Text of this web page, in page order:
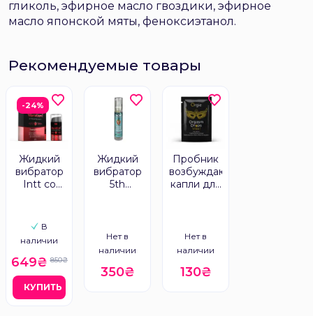
гликоль, эфирное масло гвоздики, эфирное
масло японской мяты, феноксиэтанол.
Рекомендуемые товары
-24%
Жидкий
вибратор
Intt со
В
наличии
649₴ 850₴
КУПИТЬ
Жидкий
вибратор
5th
Нет в
наличии
350₴
Пробник
возбуждающий
капли для
Drops
Vibe 1мл
Нет в
наличии
130₴